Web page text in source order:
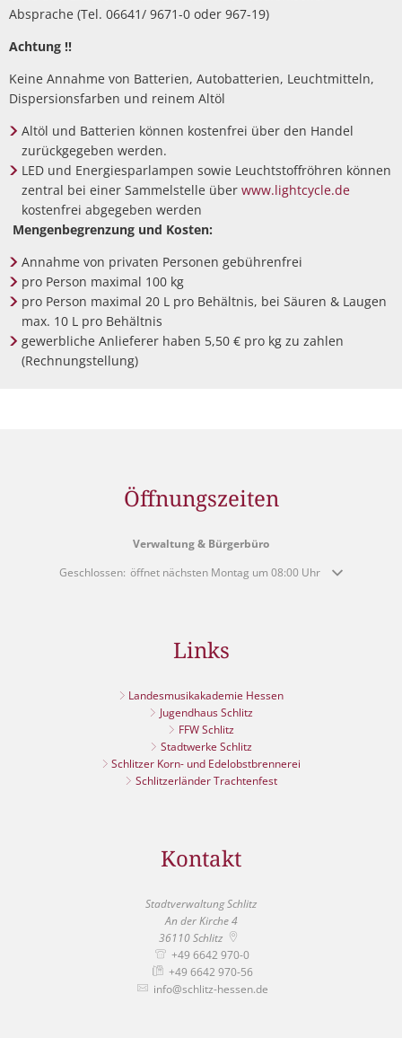
Absprache (Tel. 06641/ 9671-0 oder 967-19)
Achtung !!
Keine Annahme von Batterien, Autobatterien, Leuchtmitteln,
Dispersionsfarben und reinem Altöl
Altöl und Batterien können kostenfrei über den Handel
zurückgegeben werden.
LED und Energiesparlampen sowie Leuchtstoffröhren können
zentral bei einer Sammelstelle über www.lightcycle.de
kostenfrei abgegeben werden
Mengenbegrenzung und Kosten:
Annahme von privaten Personen gebührenfrei
pro Person maximal 100 kg
pro Person maximal 20 L pro Behältnis, bei Säuren & Laugen
max. 10 L pro Behältnis
gewerbliche Anlieferer haben 5,50 € pro kg zu zahlen
(Rechnungstellung)
Öffnungszeiten
Verwaltung & Bürgerbüro
Klicken, um weitere Öffnungs- oder Schließzeiten auszublenden
Geschlossen: öffnet nächsten Montag um 08:00 Uhr
Links
Landesmusikakademie Hessen
Jugendhaus Schlitz
FFW Schlitz
Stadtwerke Schlitz
Schlitzer Korn- und Edelobstbrennerei
Schlitzerländer Trachtenfest
Kontakt
Stadtverwaltung Schlitz
An der Kirche 4
36110 Schlitz
+49 6642 970-0
+49 6642 970-56
info@schlitz-hessen.de